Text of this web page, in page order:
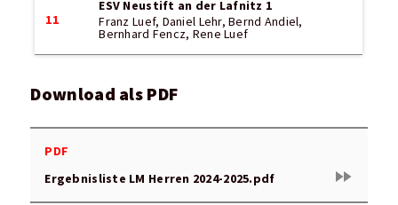
11
ESV Neustift an der Lafnitz 1
Franz Luef, Daniel Lehr, Bernd Andiel,
Bernhard Fencz, Rene Luef
Download als PDF
PDF
Ergebnisliste LM Herren 2024-2025.pdf
fast_forward